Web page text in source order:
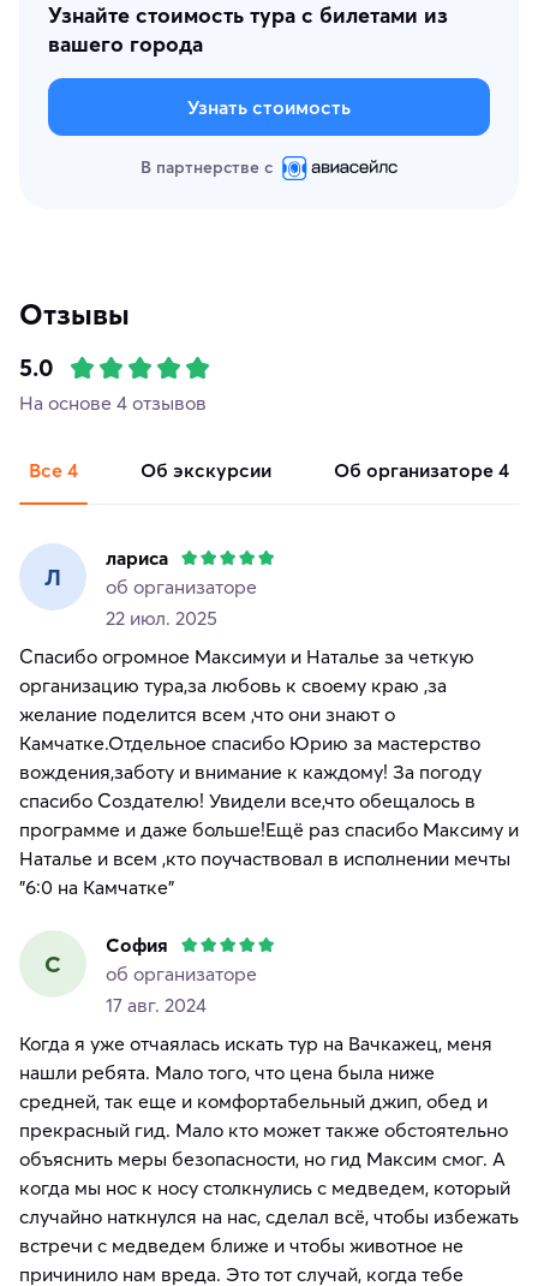
Узнайте стоимость тура с билетами из
вашего города
Узнать стоимость
В партнерстве с
Отзывы
5.0
На основе 4 отзывов
Все 4 об экскурсии об организаторе 4
Л
лариса
об организаторе
22 июл. 2025
Спасибо огромное Максимуи и Наталье за четкую
организацию тура,за любовь к своему краю ,за
желание поделится всем ,что они знают о
Камчатке.Отдельное спасибо Юрию за мастерство
вождения,заботу и внимание к каждому! За погоду
спасибо Создателю! Увидели все,что обещалось в
программе и даже больше!Ещё раз спасибо Максиму и
Наталье и всем ,кто поучаствовал в исполнении мечты
"6:0 на Камчатке"
С
София
об организаторе
17 авг. 2024
Когда я уже отчаялась искать тур на Вачкажец, меня
нашли ребята. Мало того, что цена была ниже
средней, так еще и комфортабельный джип, обед и
прекрасный гид. Мало кто может также обстоятельно
объяснить меры безопасности, но гид Максим смог. А
когда мы нос к носу столкнулись с медведем, который
случайно наткнулся на нас, сделал всё, чтобы избежать
встречи с медведем ближе и чтобы животное не
причинило нам вреда. Это тот случай, когда тебе